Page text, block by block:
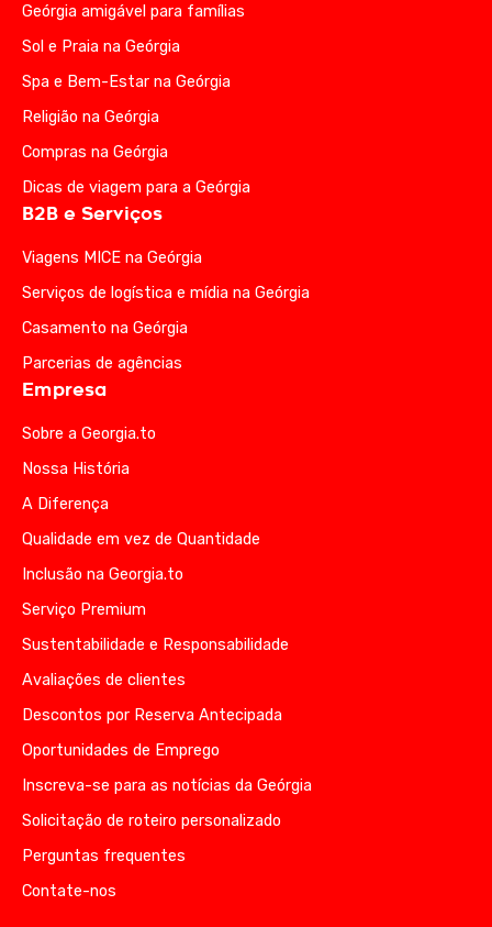
Geórgia amigável para famílias
Sol e Praia na Geórgia
Spa e Bem-Estar na Geórgia
Religião na Geórgia
Compras na Geórgia
Dicas de viagem para a Geórgia
B2B e Serviços
Viagens MICE na Geórgia
Serviços de logística e mídia na Geórgia
Casamento na Geórgia
Parcerias de agências
Empresa
Sobre a Georgia.to
Nossa História
A Diferença
Qualidade em vez de Quantidade
Inclusão na Georgia.to
Serviço Premium
Sustentabilidade e Responsabilidade
Avaliações de clientes
Descontos por Reserva Antecipada
Oportunidades de Emprego
Inscreva-se para as notícias da Geórgia
Solicitação de roteiro personalizado
Perguntas frequentes
Contate-nos